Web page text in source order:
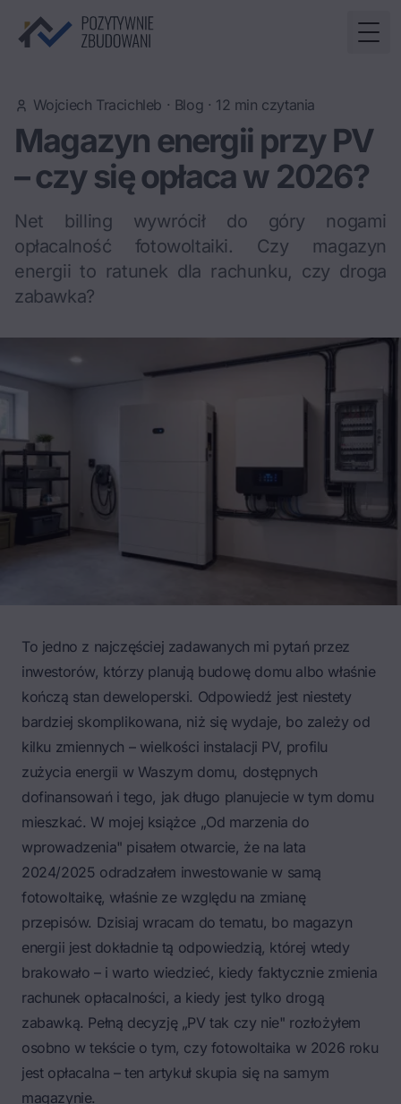
Wojciech Tracichleb · Blog · 12 min czytania
Magazyn energii przy PV
– czy się opłaca w 2026?
Net billing wywrócił do góry nogami
opłacalność fotowoltaiki. Czy magazyn
energii to ratunek dla rachunku, czy droga
zabawka?
To jedno z najczęściej zadawanych mi pytań przez
inwestorów, którzy planują budowę domu albo właśnie
kończą stan deweloperski. Odpowiedź jest niestety
bardziej skomplikowana, niż się wydaje, bo zależy od
kilku zmiennych – wielkości instalacji PV, profilu
zużycia energii w Waszym domu, dostępnych
dofinansowań i tego, jak długo planujecie w tym domu
mieszkać. W mojej książce „Od marzenia do
wprowadzenia" pisałem otwarcie, że na lata
2024/2025 odradzałem inwestowanie w samą
fotowoltaikę, właśnie ze względu na zmianę
przepisów. Dzisiaj wracam do tematu, bo magazyn
energii jest dokładnie tą odpowiedzią, której wtedy
brakowało – i warto wiedzieć, kiedy faktycznie zmienia
rachunek opłacalności, a kiedy jest tylko drogą
zabawką. Pełną decyzję „PV tak czy nie" rozłożyłem
osobno w tekście o tym, czy fotowoltaika w 2026 roku
jest opłacalna – ten artykuł skupia się na samym
magazynie.